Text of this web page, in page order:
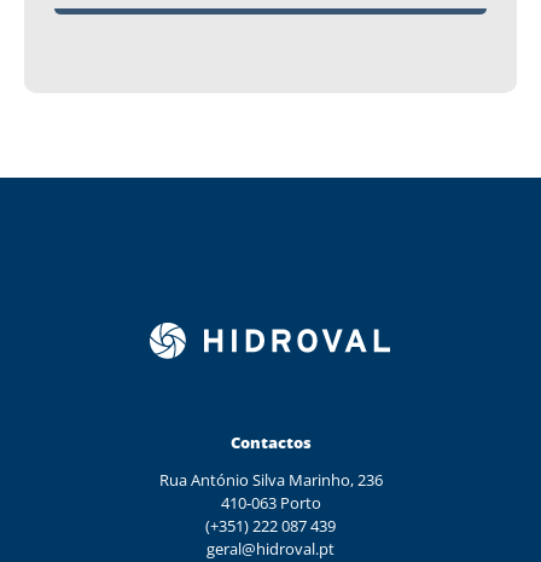
Contactos
Rua António Silva Marinho, 236
410-063 Porto
(+351) 222 087 439
geral@hidroval.pt